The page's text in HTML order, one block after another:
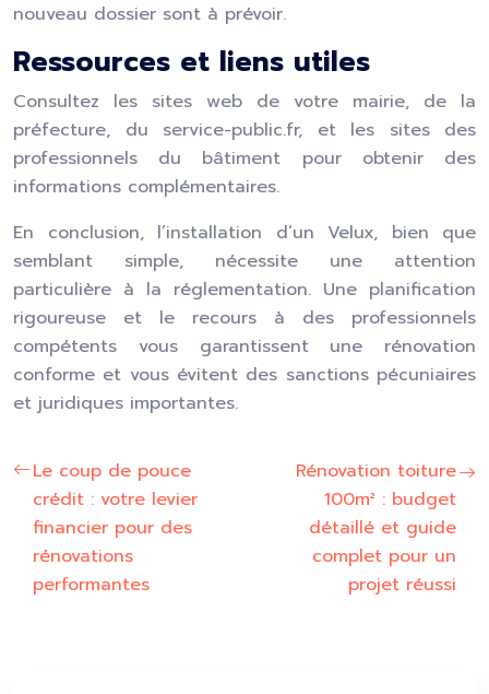
nouveau dossier sont à prévoir.
Ressources et liens utiles
Consultez les sites web de votre mairie, de la
préfecture, du service-public.fr, et les sites des
professionnels du bâtiment pour obtenir des
informations complémentaires.
En conclusion, l’installation d’un Velux, bien que
semblant simple, nécessite une attention
particulière à la réglementation. Une planification
rigoureuse et le recours à des professionnels
compétents vous garantissent une rénovation
conforme et vous évitent des sanctions pécuniaires
et juridiques importantes.
Le coup de pouce
crédit : votre levier
financier pour des
rénovations
performantes
Rénovation toiture
100m² : budget
détaillé et guide
complet pour un
projet réussi